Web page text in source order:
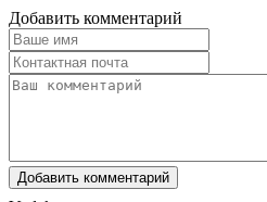
Добавить комментарий